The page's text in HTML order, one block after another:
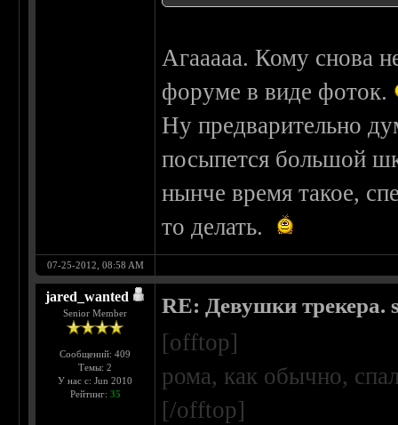
Агааааа. Кому снова
форуме в виде фоток.
Ну предварительно
посыпется большой
нынче время такое,
то делать.
07-25-2012, 08:58 AM
jared_wanted
Senior Member
Сообщений: 409
Темы: 2
У нас с: Jun 2010
Рейтинг: 35
RE: Девушки трекера.
[offtop]
рома, как обычно,
[/offtop]